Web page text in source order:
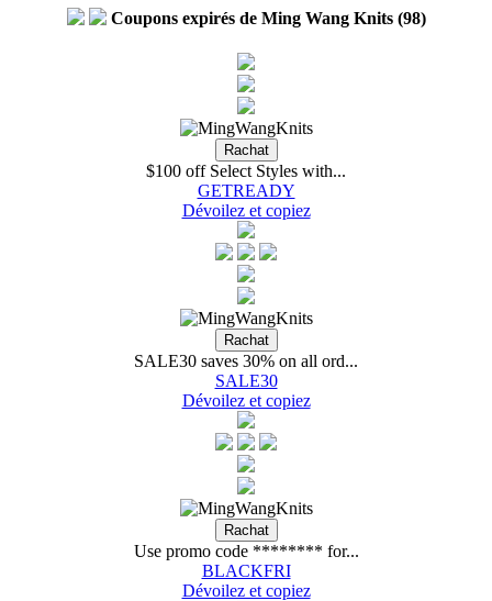
Coupons expirés de Ming Wang Knits (98)
$100 off Select Styles with...
GETREADY
Dévoilez et copiez
SALE30 saves 30% on all ord...
SALE30
Dévoilez et copiez
Use promo code ******** for...
BLACKFRI
Dévoilez et copiez